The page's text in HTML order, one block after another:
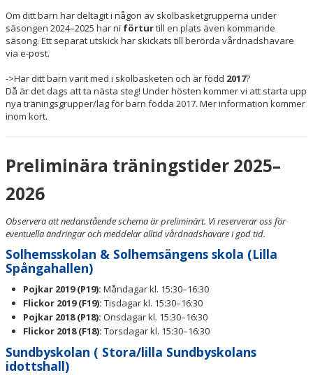
Om ditt barn har deltagit i någon av skolbasketgrupperna under
säsongen 2024–2025 har ni förturtill en plats även kommande
säsong. Ett separat utskick har skickats till berörda vårdnadshavare
via e-post.
->Har ditt barn varit med i skolbasketen och är född 2017?
Då är det dags att ta nästa steg! Under hösten kommer vi att starta upp
nya träningsgrupper/lag för barn födda 2017. Mer information kommer
inom kort.
Preliminära träningstider 2025–
2026
Observera att nedanstående schema är preliminärt. Vi reserverar oss för
eventuella ändringar och meddelar alltid vårdnadshavare i god tid.
Solhemsskolan & Solhemsängens skola (Lilla
Spångahallen)
Pojkar 2019 (P19): Måndagar kl. 15:30–16:30
Flickor 2019 (F19): Tisdagar kl. 15:30–16:30
Pojkar 2018 (P18): Onsdagar kl. 15:30–16:30
Flickor 2018 (F18): Torsdagar kl. 15:30–16:30
Sundbyskolan ( Stora/lilla Sundbyskolans
idottshall)